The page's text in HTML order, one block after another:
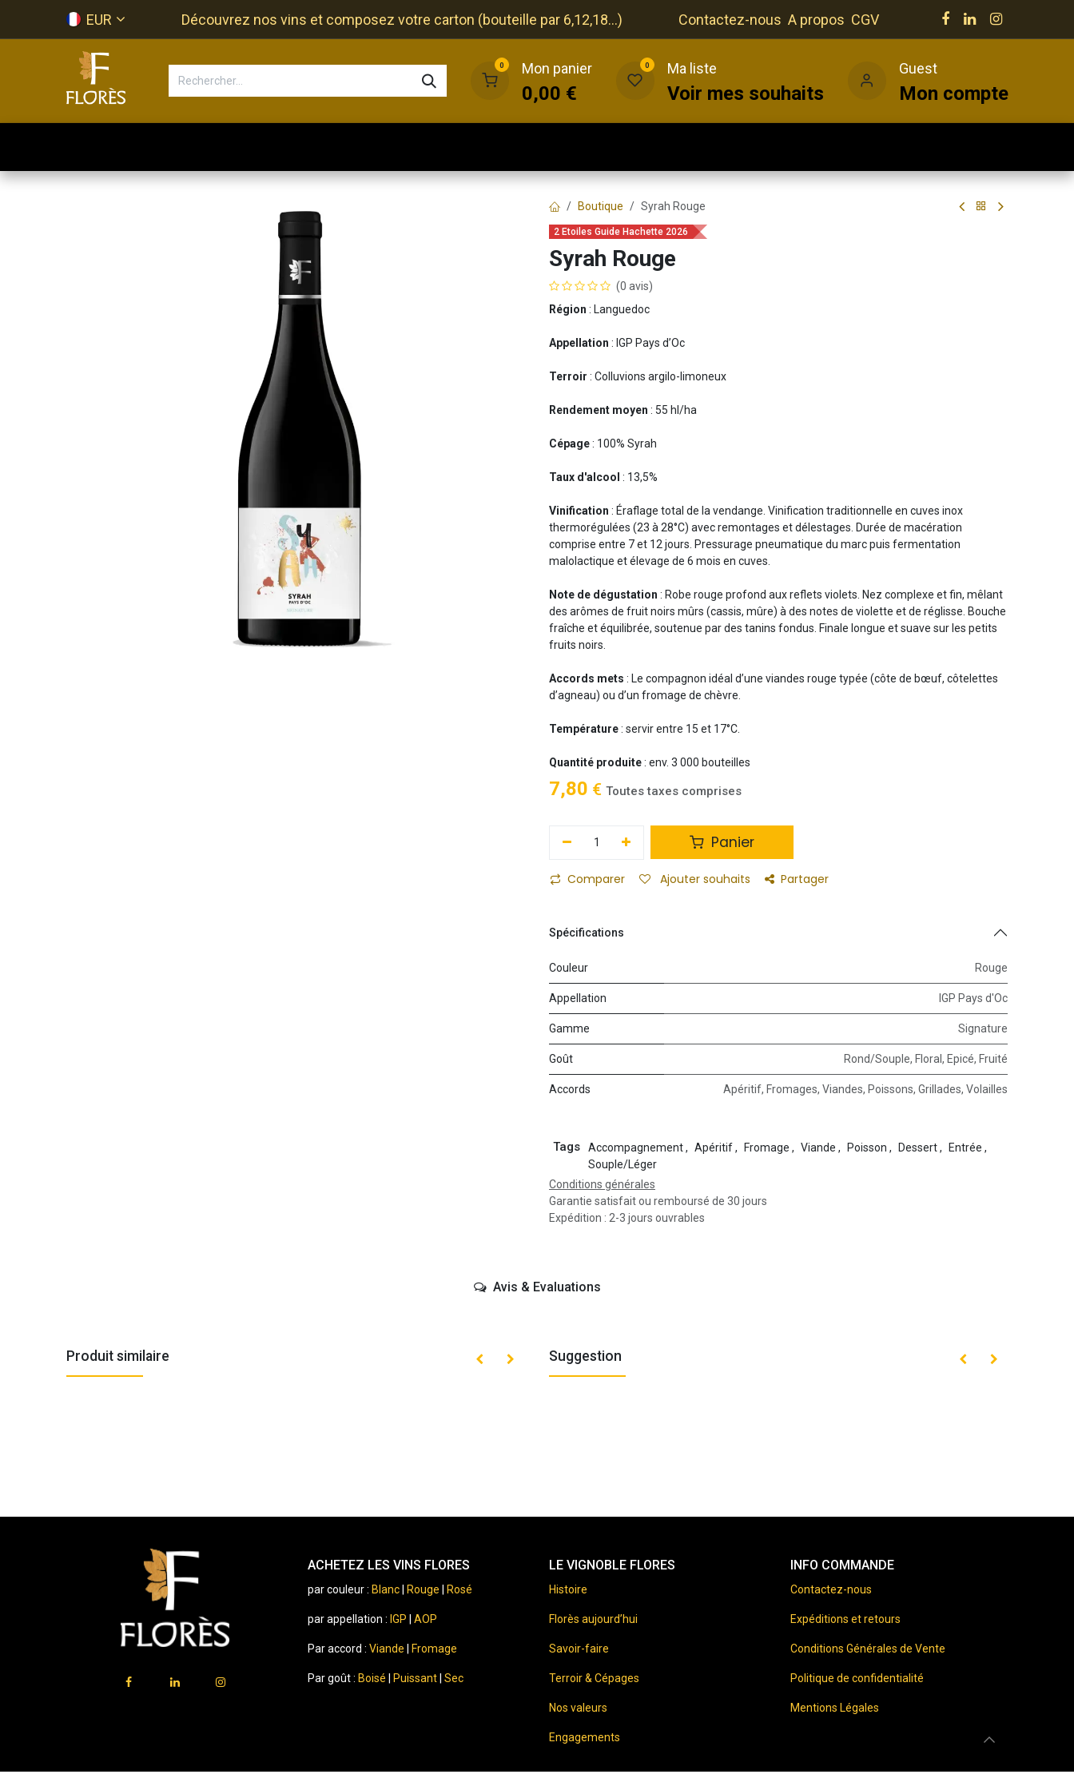
EUR Découvrez nos vins et composez votre carton (bouteille par 6,12,18...) Contactez-nous A propos CGV
0 Mon panier
0,00 €
0 Ma liste
Voir mes souhaits
Guest
Mon compte
Boutique Syrah Rouge
2 Etoiles Guide Hachette 2026
Syrah Rouge
(0 avis)
Région : Languedoc
Appellation : IGP Pays d’Oc
Terroir : Colluvions argilo-limoneux
Rendement moyen : 55 hl/ha
Cépage: 100% Syrah
Taux d'alcool : 13,5%
Vinification : Éraflage total de la vendange. Vinification traditionnelle en cuves inox
thermorégulées (23 à 28°C) avec remontages et délestages. Durée de macération
comprise entre 7 et 12 jours. Pressurage pneumatique du marc puis fermentation
malolactique et élevage de 6 mois en cuves.
Note de dégustation : Robe rouge profond aux reflets violets. Nez complexe et fin, mêlant
des arômes de fruit noirs mûrs (cassis, mûre) à des notes de violette et de réglisse. Bouche
fraîche et équilibrée, soutenue par des tanins fondus. Finale longue et suave sur les petits
fruits noirs.
Accords mets : Le compagnon idéal d’une viandes rouge typée (côte de bœuf, côtelettes
d’agneau) ou d’un fromage de chèvre.
Température: servir entre 15 et 17°C.
Quantité produite: env. 3 000 bouteilles
7,80 € Toutes taxes comprises
Panier
Comparer Ajouter souhaits Partager
Spécifications
Couleur Rouge
Appellation IGP Pays d'Oc
Gamme Signature
Goût Rond/Souple, Floral , Epicé, Fruité
Accords Apéritif, Fromages, Viandes, Poissons, Grillades, Volailles
Tags Accompagnement, Apéritif, Fromage , Viande , Poisson , Dessert, Entrée ,
Souple/Léger
Conditions générales
Garantie satisfait ou remboursé de 30 jours
Expédition : 2-3 jours ouvrables
Avis & Evaluations
Produit similaire Suggestion
ACHETEZ LES VINS FLORES
par couleur : Blanc| Rouge Rosé
par appellation : IGP AOP
Par accord : Viande Fromage
Par goût : Boisé Puissant Sec
LE VIGNOBLE FLORES
Histoire
Florès aujourd’hui
Savoir-faire
Terroir & Cépages
Nos valeurs
Engagements
INFO COMMANDE
Contactez-nous
Expéditions et retours
Conditions Générales de Vente
Politique de confidentialité
Mentions Légales